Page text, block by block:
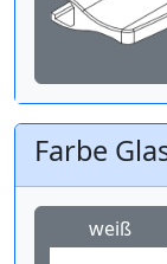
Farbe
weiß